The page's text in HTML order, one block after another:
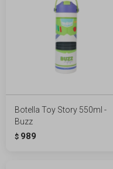
Botella Toy Story 550ml -
Buzz
$ 989